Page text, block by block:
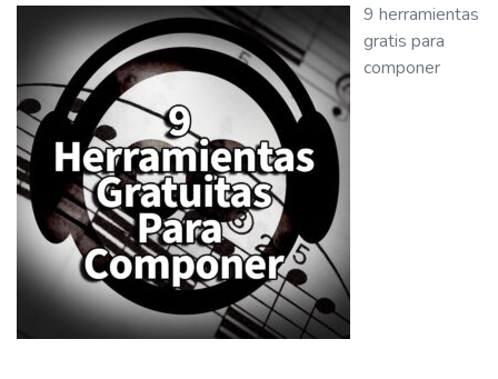
9 herramientas
gratis para
componer